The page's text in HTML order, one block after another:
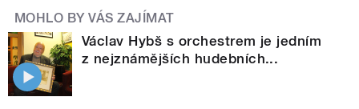
MOHLO BY VÁS ZAJÍMAT
Václav Hybš s orchestrem je jedním
z nejznámějších hudebních...